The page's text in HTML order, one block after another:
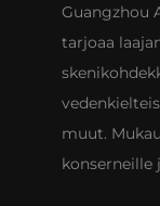
Guangzhou
tarjoaa
muut.
konserneille